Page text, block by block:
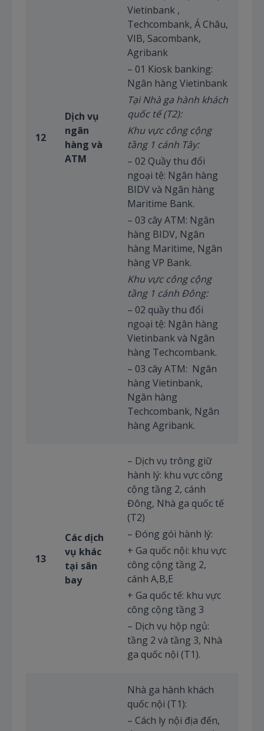
12
Dịch vụ
ngân
hàng và
ATM
Vietinbank ,
Techcombank, Á Châu,
VIB, Sacombank,
Agribank
– 01 Kiosk banking:
Ngân hàng Vietinbank
Tại Nhà ga hành khách
quốc tế (T2):
Khu vực công cộng
tầng 1 cánh Tây:
– 02 Quầy thu đổi
ngoại tệ: Ngân hàng
BIDV và Ngân hàng
Maritime Bank.
– 03 cây ATM: Ngân
hàng BIDV, Ngân
hàng Maritime, Ngân
hàng VP Bank.
Khu vực công cộng
tầng 1 cánh Đông:
– 02 quầy thu đổi
ngoại tệ: Ngân hàng
Vietinbank và Ngân
hàng Techcombank.
– 03 cây ATM: Ngân
hàng Vietinbank,
Ngân hàng
Techcombank, Ngân
hàng Agribank.
13
Các dịch
vụ khác
tại sân
bay
– Dịch vụ trông giữ
hành lý: khu vực công
cộng tầng 2, cánh
Đông, Nhà ga quốc tế
(T2)
– Đóng gói hành lý:
+ Ga quốc nội: khu vực
công cộng tầng 2,
cánh A,B,E
+ Ga quốc tế: khu vực
công cộng tầng 3
– Dịch vụ hộp ngủ:
tầng 2 và tầng 3, Nhà
ga quốc nội (T1).
Nhà ga hành khách
quốc nội (T1):
– Cách ly nội địa đến,